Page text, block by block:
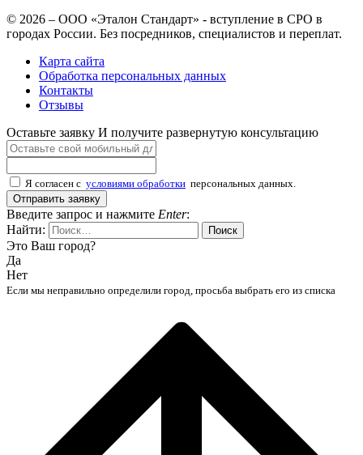
© 2026 – ООО «Эталон Стандарт» - вступление в СРО в
городах России. Без посредников, специалистов и переплат.
Карта сайта
Обработка персональных данных
Контакты
Отзывы
Оставьте заявку И получите развернутую консультацию
Я согласен с условиями обработки персональных данных.
Отправить заявку
Введите запрос и нажмите Enter:
Найти:
Это Ваш город?
Да
Нет
Если мы неправильно определили город, просьба выбрать его из списка